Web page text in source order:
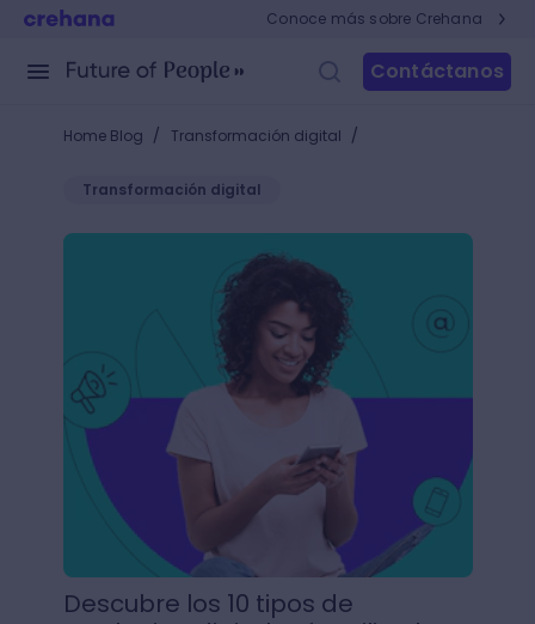
Conoce más sobre Crehana
Contáctanos
Home Blog / Transformación digital /
Transformación digital
Descubre los 10 tipos de marketing digital más
Descubre los 10 tipos de